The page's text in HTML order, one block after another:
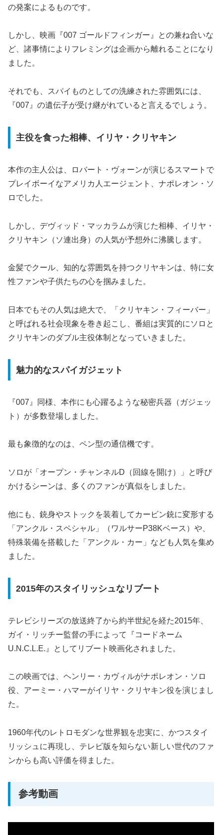
の発案によるものです。
しかし、映画『007 ゴールドフィンガー』との兼ね合いな
ど、諸事情によりフレミングは企画から離れることになり
ました。
それでも、スパイものとしての洗練された雰囲気には、
『007』の遺伝子が受け継がれていると言えるでしょう。
主役を食った相棒、イリヤ・クリヤキン
本作の主人公は、ロバート・ヴォーンが演じるスマートで
プレイボーイなアメリカ人エージェント、ナポレオン・ソ
ロでした。
しかし、デヴィッド・マッカラムが演じた相棒、イリヤ・
クリヤキン（ソ連出身）の人気が予想外に沸騰します。
金髪でクール、知的な雰囲気を持つクリヤキンは、特に女
性ファンや子供たちの心を掴みました。
日本でもその人気は絶大で、「クリヤキン・フィーバー」
と呼ばれる社会現象を巻き起こし、番組は実質的にソロと
クリヤキンのダブル主役体制となっていきました。
魅力的なスパイガジェット
『007』同様、本作にも心躍るような秘密兵器（ガジェッ
ト）が多数登場しました。
最も象徴的なのは、ペン型の通信機です。
ソロが「オープン・チャンネルD（回線を開け）」と呼び
かけるシーンは、多くのファンが真似をしました。
他にも、銃身やストックを装着してカービン銃に変形する
「アンクル・スペシャル」（ワルサーP38Kベース）や、
特殊装備を搭載した「アンクル・カー」なども人気を集め
ました。
2015年のスタイリッシュなリブート
テレビシリーズの放送終了から約半世紀を経た2015年、
ガイ・リッチー監督の手によって『コードネーム
U.N.C.L.E.』としてリブート映画化されました。
この映画では、ヘンリー・カヴィルがナポレオン・ソロ
役、アーミー・ハマーがイリヤ・クリヤキン役を演じまし
た。
1960年代のレトロモダンな世界観を忠実に、かつスタイ
リッシュに再現し、テレビ版を知らない新しい世代のファ
ンからも高い評価を得ました。
参考動画